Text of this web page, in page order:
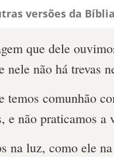
versões da Bíblia
que dele
nele não há trevas
temos comunhão
e não praticamos a
na luz, como ele